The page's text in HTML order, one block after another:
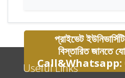
প্রাইভেট
বিস্তারিত জানতে
Call&Whatsapp:
Useful Links